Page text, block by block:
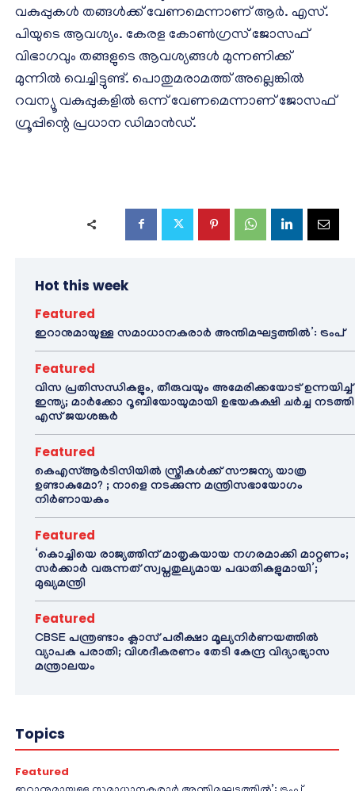
വകുപ്പുകൾ തങ്ങൾക്ക് വേണമെന്നാണ് ആർ. എസ്.
പിയുടെ ആവശ്യം. കേരള കോൺഗ്രസ് ജോസഫ്
വിഭാഗവും തങ്ങളുടെ ആവശ്യങ്ങൾ മുന്നണിക്ക്
മുന്നിൽ വെച്ചിട്ടുണ്ട്. പൊതുമരാമത്ത് അല്ലെങ്കിൽ
റവന്യൂ വകുപ്പുകളിൽ ഒന്ന് വേണമെന്നാണ് ജോസഫ്
ഗ്രൂപ്പിന്റെ പ്രധാന ഡിമാൻഡ്.
Hot this week
Featured
ഇറാനുമായുള്ള സമാധാനകരാർ അന്തിമഘട്ടത്തിൽ‌’: ട്രംപ്
Featured
വിസ പ്രതിസന്ധികളും, തീരുവയും അമേരിക്കയോട് ഉന്നയിച്ച്
ഇന്ത്യ; മാർക്കോ റൂബിയോയുമായി ഉഭയകക്ഷി ചർച്ച നടത്തി
എസ് ജയശങ്കർ
Featured
കെഎസ്ആർടിസിയിൽ സ്ത്രീകൾക്ക് സൗജന്യ യാത്ര
ഉണ്ടാകുമോ? ; നാളെ നടക്കുന്ന മന്ത്രിസഭായോഗം
നിർണായകം
Featured
‘കൊച്ചിയെ രാജ്യത്തിന് മാതൃകയായ നഗരമാക്കി മാറ്റണം;
സർക്കാർ വരുന്നത് സ്വപ്നതുല്യമായ പദ്ധതികളുമായി’;
മുഖ്യമന്ത്രി
Featured
CBSE പന്ത്രണ്ടാം ക്ലാസ് പരീക്ഷാ മൂല്യനിർണയത്തിൽ
വ്യാപക പരാതി; വിശദീകരണം തേടി കേന്ദ്ര വിദ്യാഭ്യാസ
മന്ത്രാലയം
Topics
Featured